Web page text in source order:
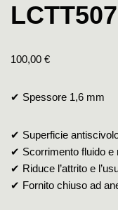
LCTT507
100,00 €
✔ Spessore 1,6 mm
✔ Superficie
✔ Scorrimento fluido e
✔ Riduce l’attrito e
✔ Fornito chiuso ad